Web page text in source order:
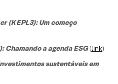
(KEPL3): Um começo
Chamando a agenda ESG(link)
sustentáveis em